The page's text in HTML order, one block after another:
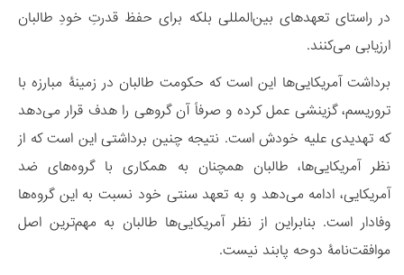
در راستای تعهدهای بین‌المللی بلکه برای حفظ قدرتِ خودِ طالبان
ارزیابی می‌کنند.
برداشت آمریکایی‌‌ها این است که حکومت طالبان در زمینۀ مبارزه با
تروریسم، گزینشی عمل کرده و صرفاً آن گروهی را هدف قرار می‌دهد
که تهدیدی علیه خودش است. نتیجه چنین برداشتی این است که از
نظر آمریکایی‌ها، طالبان همچنان به همکاری‌‌ با گروه‌های ضد‌
آمریکایی، ادامه می‌دهد و به تعهد سنتی خود نسبت به این گروه‌ها
وفادار است. بنابراین از نظر آمریکایی‌ها طالبان به مهم‌ترین اصل
موافقت‌نامۀ دوحه پابند نیست.